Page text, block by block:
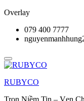
Overlay
079 400 7777
RUBYCO
Trọn Niềm Tin – Vẹn